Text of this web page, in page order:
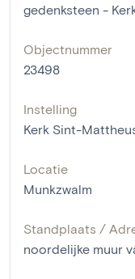
gedenksteen -
Objectnummer
23498
Instelling
Kerk Sint-
Locatie
Munkzwalm
Standplaats /
noordelijke muur